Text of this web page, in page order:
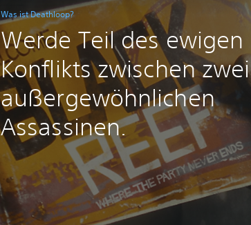
Was ist Deathloop?
Werde Teil des ewigen
Konflikts zwischen zwei
außergewöhnlichen
Assassinen.